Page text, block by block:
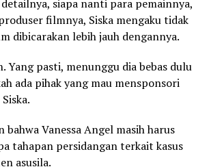
siapa nanti para pemainnya,
filmnya, Siska mengaku tidak
dibicarakan lebih jauh dengannya.
Yang pasti, menunggu dia bebas dulu
ada pihak yang mau mensponsori
bahwa Vanessa Angel masih harus
tahapan persidangan terkait kasus
asusila.